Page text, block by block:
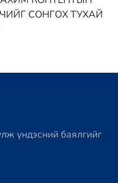
СОНГОХ ТУХАЙ
үндэсний баялгийг